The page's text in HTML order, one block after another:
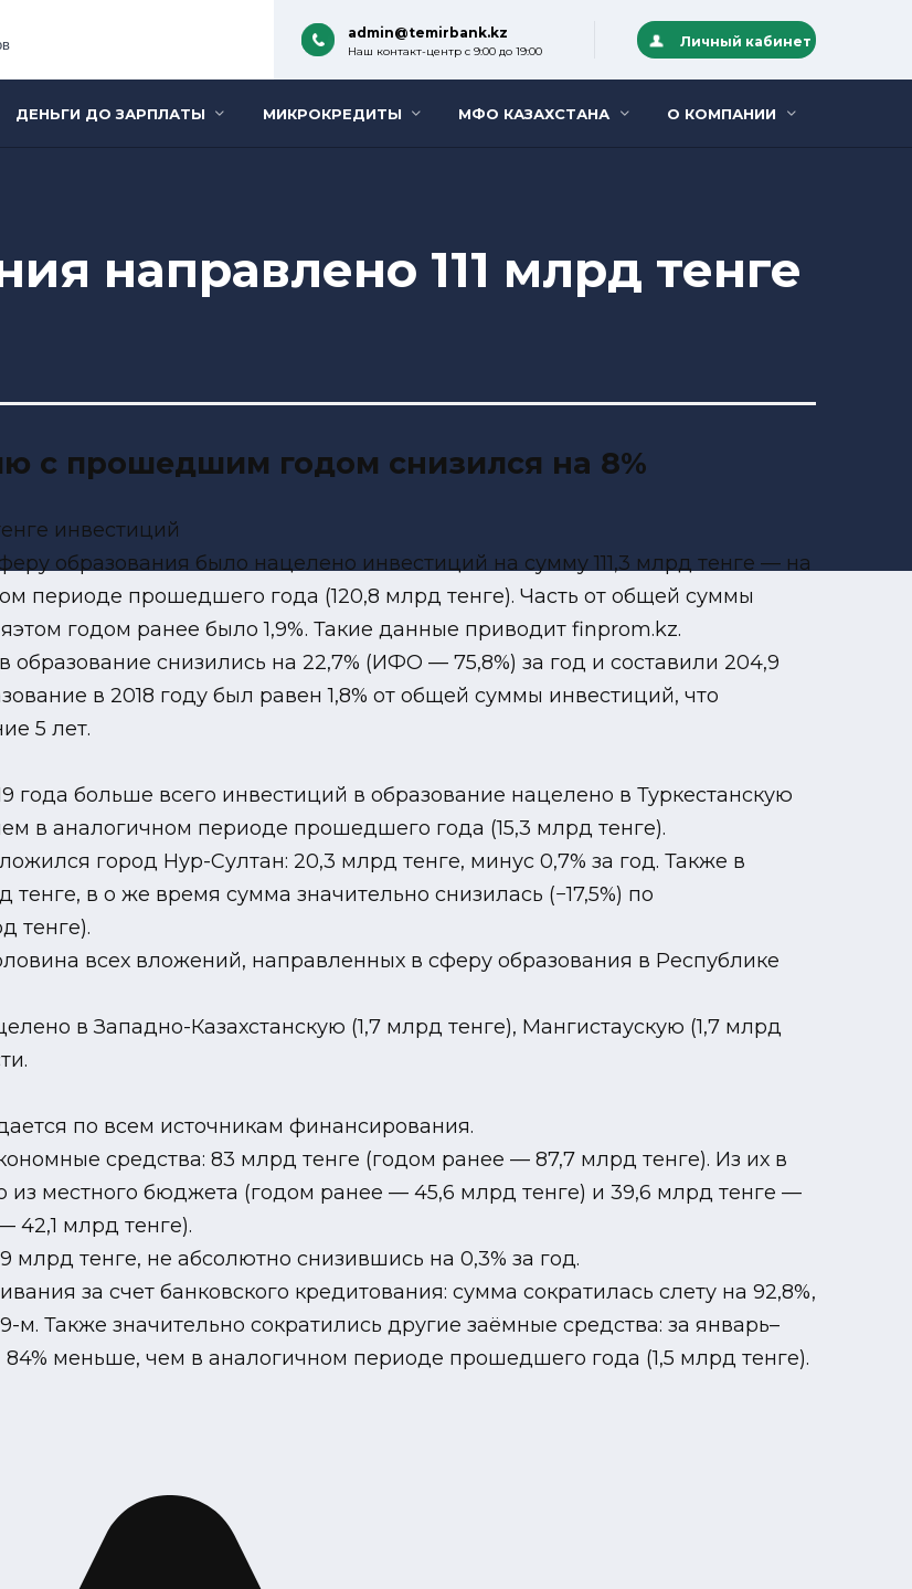
admin@temirbank.kz
Наш контакт-центр с 9:00 до 19:00
Личный кабинет
ДЕНЬГИ ДО ЗАРПЛАТЫ МИКРОКРЕДИТЫ МФО КАЗАХСТАНА О КОМПАНИИ
направлено 111 млрд тенге
с прошедшим годом снизился на 8%
образования было нацелено инвестиций на сумму 111,3 млрд тенге — на
периоде прошедшего года (120,8 млрд тенге). Часть от общей суммы
годом ранее было 1,9%. Такие данные приводит finprom.kz.
образование снизились на 22,7% (ИФО — 75,8%) за год и составили 204,9
в 2018 году был равен 1,8% от общей суммы инвестиций, что
5 лет.
года больше всего инвестиций в образование нацелено в Туркестанскую
в аналогичном периоде прошедшего года (15,3 млрд тенге).
город Нур-Султан: 20,3 млрд тенге, минус 0,7% за год. Также в
в о же время сумма значительно снизилась (−17,5%) по
тенге).
всех вложений, направленных в сферу образования в Республике
в Западно-Казахстанскую (1,7 млрд тенге), Мангистаускую (1,7 млрд
по всем источникам финансирования.
средства: 83 млрд тенге (годом ранее — 87,7 млрд тенге). Из их в
местного бюджета (годом ранее — 45,6 млрд тенге) и 39,6 млрд тенге —
42,1 млрд тенге).
млрд тенге, не абсолютно снизившись на 0,3% за год.
за счет банковского кредитования: сумма сократилась слету на 92,8%,
м. Также значительно сократились другие заёмные средства: за январь–
меньше, чем в аналогичном периоде прошедшего года (1,5 млрд тенге).